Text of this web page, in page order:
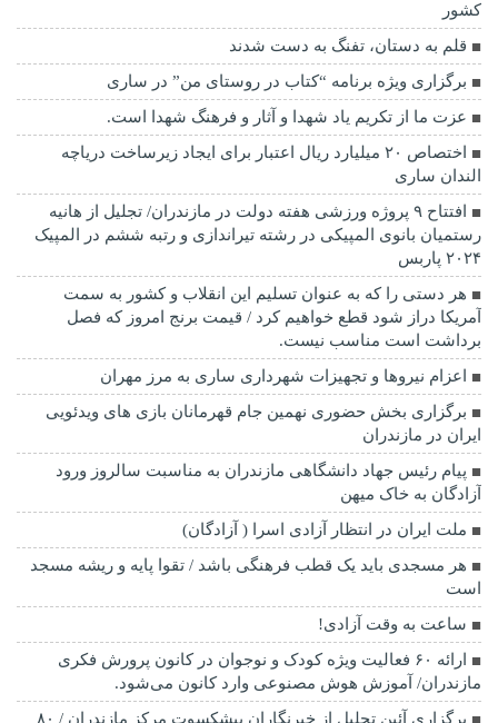
کشور
قلم به دستان، تفنگ به دست شدند
برگزاری ویژه برنامه “کتاب در روستای من” در ساری
عزت ما از تکریم یاد شهدا و آثار و فرهنگ شهدا است.
اختصاص ۲۰ میلیارد ریال اعتبار برای ایجاد زیرساخت دریاچه
الندان ساری
افتتاح ۹ پروژه ورزشی هفته دولت در مازندران/ تجلیل از هانیه
رستمیان بانوی المپیکی در رشته تیراندازی و رتبه ششم در المپیک
۲۰۲۴ پاربس
هر دستی را که به عنوان تسلیم این انقلاب و کشور به سمت
آمريکا دراز شود قطع خواهیم کرد / قیمت برنج امروز که فصل
برداشت است مناسب نیست.
اعزام نیروها و تجهیزات شهرداری ساری به مرز مهران
برگزاری بخش حضوری نهمین جام قهرمانان بازی های ویدئویی
ایران در مازندران
پیام رئیس جهاد دانشگاهی مازندران به مناسبت سالروز ورود
آزادگان به خاک میهن
ملت ایران در انتظار آزادی اسرا ( آزادگان)
هر مسجدی باید یک قطب فرهنگی باشد / تقوا پایه و ریشه مسجد
است
ساعت به وقت آزادی!
ارائه ۶۰ فعالیت ویژه کودک و نوجوان در کانون پرورش فکری
مازندران/ آموزش هوش مصنوعی وارد کانون می‌شود.
برگزاری آئین تجلیل از خبرنگاران پیشکسوت مرکز مازندران / ۸۰